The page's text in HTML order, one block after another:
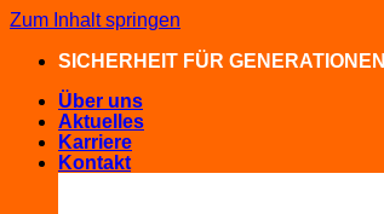
Zum Inhalt springen
SICHERHEIT FÜR GENERATIONEN
Über uns
Aktuelles
Karriere
Kontakt